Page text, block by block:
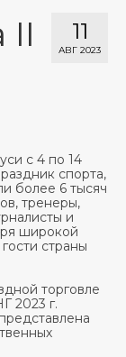
“M&M
11
АВГ 2023
II
c 4 по 14
спорта,
более 6 тысяч
тренеры,
и
широкой
страны
торговле
2023 г.